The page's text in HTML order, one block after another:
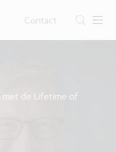
Contact
met de Lifetime of